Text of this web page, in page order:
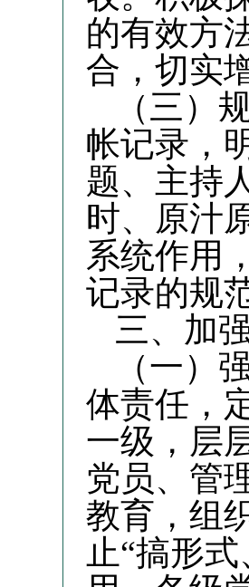
的有效方
合，切实
（三）
帐记录，
题、主持
时、原汁
系统作用
记录的规
三、加
（一）
体责任，
一级，层
党员、管
教育，组
止“搞形